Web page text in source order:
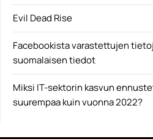
Evil Dead Rise
Facebookista varastettujen
suomalaisen tiedot
Miksi IT-sektorin kasvun
suurempaa kuin vuonna 2022?